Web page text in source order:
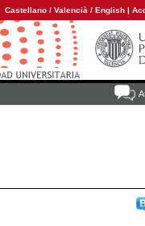
Castellano / Valencià / English |